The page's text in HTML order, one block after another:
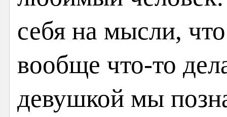
себя на мысли,
вообще что-то
девушкой мы